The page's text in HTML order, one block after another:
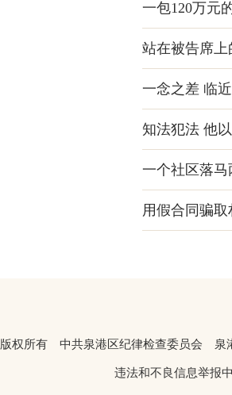
一包120万元
站在被告席上
一念之差 临
知法犯法 他
一个社区落
用假合同骗
版权所有 中共泉港区纪律检查委员会
违法和不良信息举报